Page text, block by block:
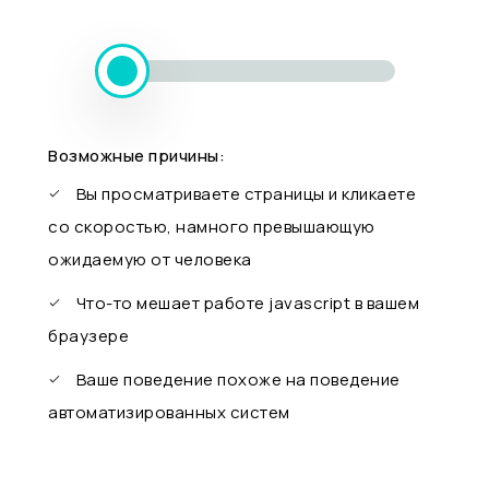
Возможные причины:
Вы просматриваете страницы и кликаете
со скоростью, намного превышающую
ожидаемую от человека
Что-то мешает работе javascript в вашем
браузере
Ваше поведение похоже на поведение
автоматизированных систем